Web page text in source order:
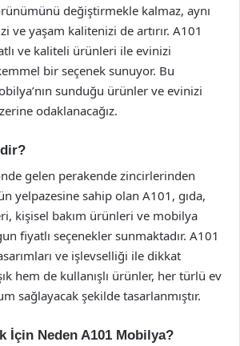
değiştirmekle kalmaz, aynı
ve yaşam kalitenizi de artırır. A101
ve kaliteli ürünleri ile evinizi
bir seçenek sunuyor. Bu
sunduğu ürünler ve evinizi
odaklanacağız.
gelen perakende zincirlerinden
yelpazesine sahip olan A101, gıda,
kişisel bakım ürünleri ve mobilya
fiyatlı seçenekler sunmaktadır. A101
ve işlevselliği ile dikkat
hem de kullanışlı ürünler, her türlü ev
sağlayacak şekilde tasarlanmıştır.
İçin Neden A101 Mobilya?